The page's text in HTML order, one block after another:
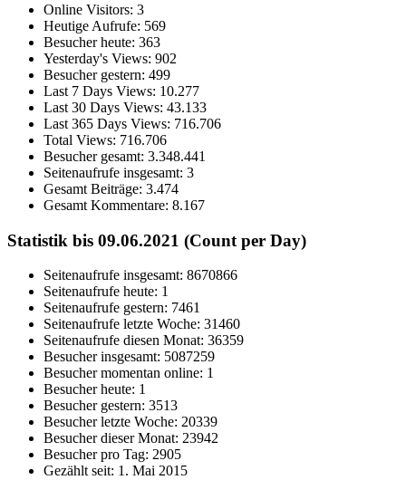
Online Visitors: 3
Heutige Aufrufe: 569
Besucher heute: 363
Yesterday's Views: 902
Besucher gestern: 499
Last 7 Days Views: 10.277
Last 30 Days Views: 43.133
Last 365 Days Views: 716.706
Total Views: 716.706
Besucher gesamt: 3.348.441
Seitenaufrufe insgesamt: 3
Gesamt Beiträge: 3.474
Gesamt Kommentare: 8.167
Statistik bis 09.06.2021 (Count per Day)
Seitenaufrufe insgesamt: 8670866
Seitenaufrufe heute: 1
Seitenaufrufe gestern: 7461
Seitenaufrufe letzte Woche: 31460
Seitenaufrufe diesen Monat: 36359
Besucher insgesamt: 5087259
Besucher momentan online: 1
Besucher heute: 1
Besucher gestern: 3513
Besucher letzte Woche: 20339
Besucher dieser Monat: 23942
Besucher pro Tag: 2905
Gezählt seit: 1. Mai 2015